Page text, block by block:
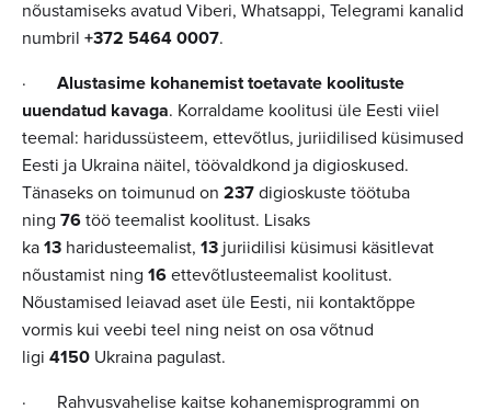
nõustamiseks avatud Viberi, Whatsappi, Telegrami kanalid
numbril +372 5464 0007.
· Alustasime kohanemist toetavate koolituste
uuendatud kavaga. Korraldame koolitusi üle Eesti viiel
teemal: haridussüsteem, ettevõtlus, juriidilised küsimused
Eesti ja Ukraina näitel, töövaldkond ja digioskused.
Tänaseks on toimunud on 237 digioskuste töötuba
ning 76 töö teemalist koolitust. Lisaks
ka 13 haridusteemalist, 13 juriidilisi küsimusi käsitlevat
nõustamist ning 16 ettevõtlusteemalist koolitust.
Nõustamised leiavad aset üle Eesti, nii kontaktõppe
vormis kui veebi teel ning neist on osa võtnud
ligi 4150 Ukraina pagulast.
· Rahvusvahelise kaitse kohanemisprogrammi on